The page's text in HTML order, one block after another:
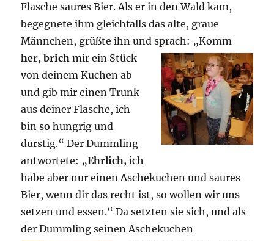
Flasche saures Bier. Als er in den Wald kam,
begegnete ihm gleichfalls das alte, graue
Männchen, grüßte ihn und sprach: „Komm
her, brich mir ein Stück
von deinem Kuchen ab
und gib mir einen Trunk
aus deiner Flasche, ich
bin so hungrig und
durstig.“ Der Dummling
antwortete: „Ehrlich,ich
habe aber nur einen Aschekuchen und saures
Bier, wenn dir das recht ist, so wollen wir uns
setzen und essen.“ Da setzten sie sich, und als
der Dummling seinen Aschekuchen